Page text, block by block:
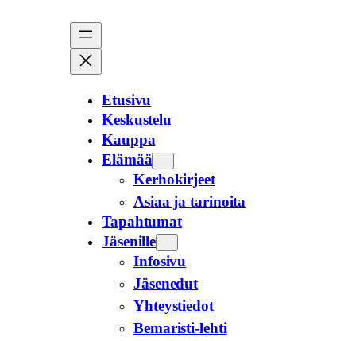
Etusivu
Keskustelu
Kauppa
Elämää
Kerhokirjeet
Asiaa ja tarinoita
Tapahtumat
Jäsenille
Infosivu
Jäsenedut
Yhteystiedot
Bemaristi-lehti